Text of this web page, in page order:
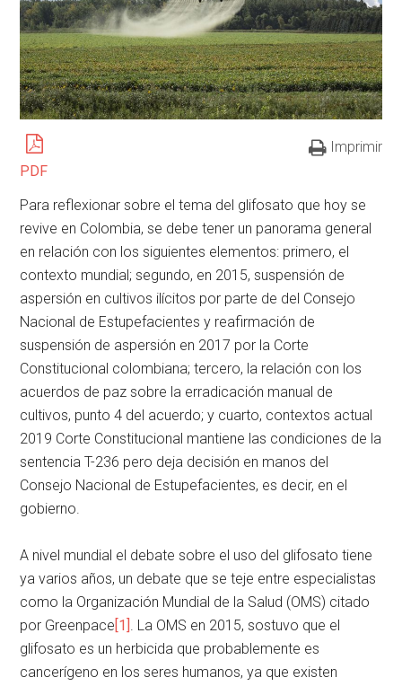
PDF
Imprimir
Para reflexionar sobre el tema del glifosato que hoy se
revive en Colombia, se debe tener un panorama general
en relación con los siguientes elementos: primero, el
contexto mundial; segundo, en 2015, suspensión de
aspersión en cultivos ilícitos por parte de del Consejo
Nacional de Estupefacientes y reafirmación de
suspensión de aspersión en 2017 por la Corte
Constitucional colombiana; tercero, la relación con los
acuerdos de paz sobre la erradicación manual de
cultivos, punto 4 del acuerdo; y cuarto, contextos actual
2019 Corte Constitucional mantiene las condiciones de la
sentencia T-236 pero deja decisión en manos del
Consejo Nacional de Estupefacientes, es decir, en el
gobierno.
A nivel mundial el debate sobre el uso del glifosato tiene
ya varios años, un debate que se teje entre especialistas
como la Organización Mundial de la Salud (OMS) citado
por Greenpace [1] . La OMS en 2015, sostuvo que el
glifosato es un herbicida que probablemente es
cancerígeno en los seres humanos, ya que existen